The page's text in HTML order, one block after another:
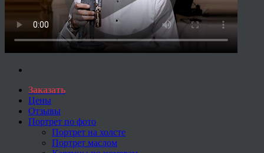
Заказать
Цены
Отзывы
Портрет по фото
Портрет на холсте
Портрет маслом